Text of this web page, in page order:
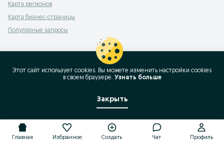
Карта регионов
Карта бизнес-страницы
Популярные запросы
Главная Избранное Создать Чат Профиль
Этот сайт использует cookies. Вы можете изменить настройки cookies
в своeм браузере. Узнать больше
Закрыть